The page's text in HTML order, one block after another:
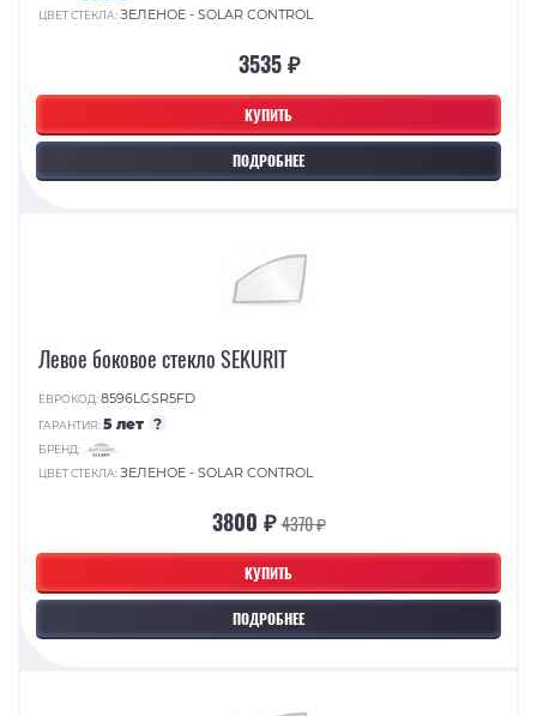
КУПИТЬ
ПОДРОБНЕЕ
ЦВЕТ СТЕКЛА:ЗЕЛЕНОЕ - SOLAR CONTROL
3535 ₽
КУПИТЬ
ПОДРОБНЕЕ
Левое боковое стекло SEKURIT
ЕВРОКОД:8596LGSR5FD
ГАРАНТИЯ:5 лет ?
БРЕНД:
ЦВЕТ СТЕКЛА:ЗЕЛЕНОЕ - SOLAR CONTROL
3800 ₽4370 ₽